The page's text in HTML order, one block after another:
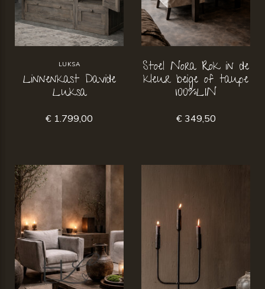
LUKSA
Linnenkast Davide
Luksa
€ 1.799,00
Stoel Nora Rok in de
kleur beige of taupe
100%LIN
€ 349,50